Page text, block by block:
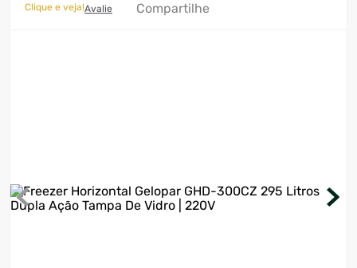
Clique e veja!Avalie Compartilhe
5º
soprador